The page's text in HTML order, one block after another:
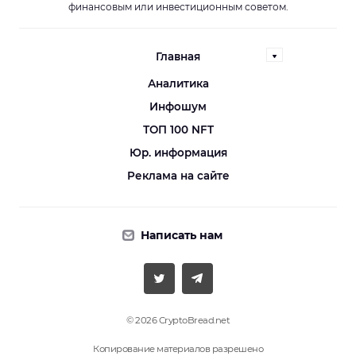
финансовым или инвестиционным советом.
Главная
Аналитика
Инфошум
ТОП 100 NFT
Юр. информация
Реклама на сайте
Написать нам
© 2026 CryptoBread.net
Копирование материалов разрешено